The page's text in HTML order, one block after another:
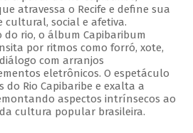
atravessa o Recife e define sua
cultural, social e afetiva.
rio, o álbum Capibaribum
por ritmos como forró, xote,
com arranjos
eletrônicos. O espetáculo
do Rio Capibaribe e exalta a
aspectos intrínsecos ao
cultura popular brasileira.